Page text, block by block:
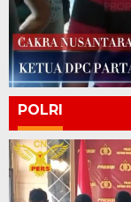
POLRI